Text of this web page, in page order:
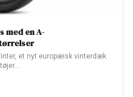
med en A-
et nyt europæisk vinterdæk